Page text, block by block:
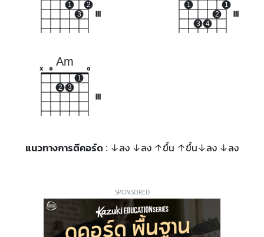
1
3
2 1
3 4
2
1
Am
x o
2 3
1
o
แนวทางการตีคอร์ด : ↓ลง ↓ลง ↑ขึ้น ↑ขึ้น↓ลง ↓ลง
SPONSORED